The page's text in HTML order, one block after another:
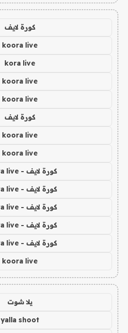
كورة لايف
koora live
kora live
koora live
koora live
كورة لايف
koora live
koora live
كورة لايف - koora live
كورة لايف - koora live
كورة لايف - koora live
كورة لايف - koora live
كورة لايف - koora live
koora live
يلا شوت
yalla shoot